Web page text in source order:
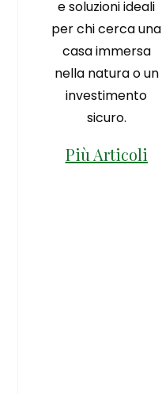
e soluzioni ideali
per chi cerca una
casa immersa
nella natura o un
investimento
sicuro.
Più Articoli